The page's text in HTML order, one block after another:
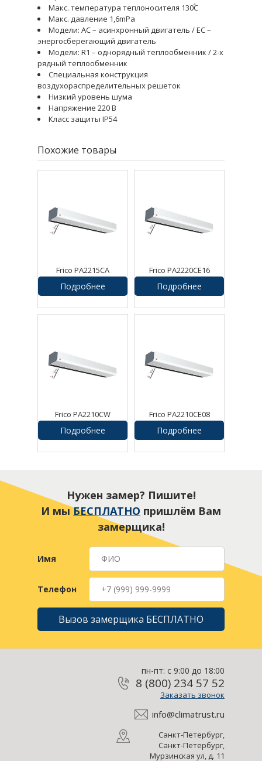
Макс. температура теплоносителя 130֠C
Макс. давление 1,6mPa
Модели: AC – асинхронный двигатель / EC –
энергосберегающий двигатель
Модели: R1 – однорядный теплообменник / 2-х
рядный теплообменник
Специальная конструкция
воздухораспределительных решеток
Низкий уровень шума
Напряжение 220 В
Класс защиты IP54
Похожие товары
Frico PA2215CA
Воздушная завеса
Подробнее
Frico PA2220CE16
Воздушная завеса
Подробнее
Frico PA2210CW
Воздушная завеса
Подробнее
Frico PA2210CE08
Воздушная завеса
Подробнее
Нужен замер? Пишите!
И мыБЕСПЛАТНО пришлём Вам
замерщика!
Имя
Телефон
Вызов замерщика БЕСПЛАТНО
пн-пт: с 9:00 до 18:00
8 (800) 234 57 52
Заказать звонок
info@climatrust.ru
Санкт-Петербург,
Санкт-Петербург,
Мурзинская ул, д. 11